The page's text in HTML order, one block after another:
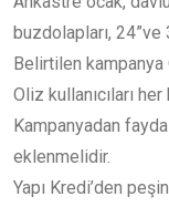
buzdolapları,
Belirtilen
Oliz kullanıcıları
Kampanyadan
eklenmelidir.
Yapı Kredi’den